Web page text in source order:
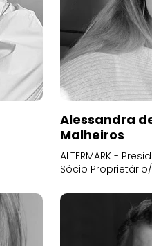
Alessandra
Malheiros
ALTERMARK -
Sócio